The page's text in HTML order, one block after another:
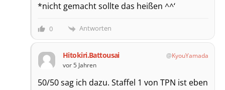
*nicht gemacht sollte das heißen ^^‘
0 Antworten
Hitokiri.Battousai
KyouYamada
vor 5 Jahren
50/50 sag ich dazu. Staffel 1 von TPN ist eben